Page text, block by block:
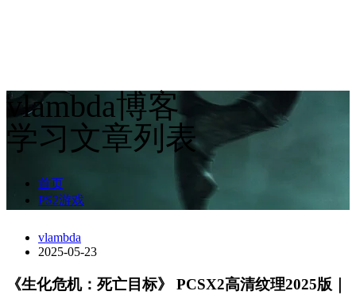
vlambda博客
学习文章列表
首页
PS2游戏
vlambda
2025-05-23
《生化危机：死亡目标》 PCSX2高清纹理2025版｜